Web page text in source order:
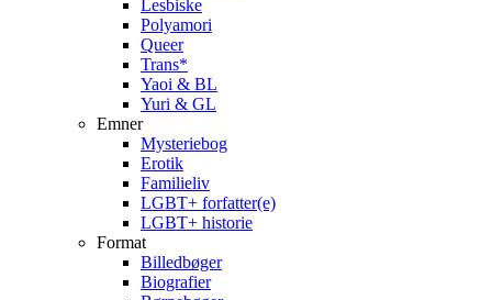
Lesbiske
Polyamori
Queer
Trans*
Yaoi & BL
Yuri & GL
Emner
Mysteriebog
Erotik
Familieliv
LGBT+ forfatter(e)
LGBT+ historie
Format
Billedbøger
Biografier